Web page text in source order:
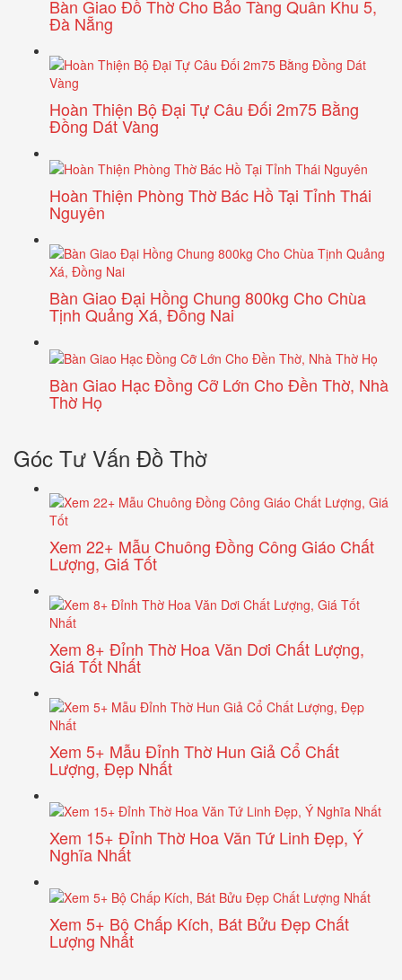
Bàn Giao Đồ Thờ Cho Bảo Tàng Quân Khu 5,
Đà Nẵng
Hoàn Thiện Bộ Đại Tự Câu Đối 2m75 Bằng
Đồng Dát Vàng
Hoàn Thiện Phòng Thờ Bác Hồ Tại Tỉnh Thái
Nguyên
Bàn Giao Đại Hồng Chung 800kg Cho Chùa
Tịnh Quảng Xá, Đồng Nai
Bàn Giao Hạc Đồng Cỡ Lớn Cho Đền Thờ, Nhà
Thờ Họ
Góc Tư Vấn Đồ Thờ
Xem 22+ Mẫu Chuông Đồng Công Giáo Chất
Lượng, Giá Tốt
Xem 8+ Đỉnh Thờ Hoa Văn Dơi Chất Lượng,
Giá Tốt Nhất
Xem 5+ Mẫu Đỉnh Thờ Hun Giả Cổ Chất
Lượng, Đẹp Nhất
Xem 15+ Đỉnh Thờ Hoa Văn Tứ Linh Đẹp, Ý
Nghĩa Nhất
Xem 5+ Bộ Chấp Kích, Bát Bửu Đẹp Chất
Lượng Nhất